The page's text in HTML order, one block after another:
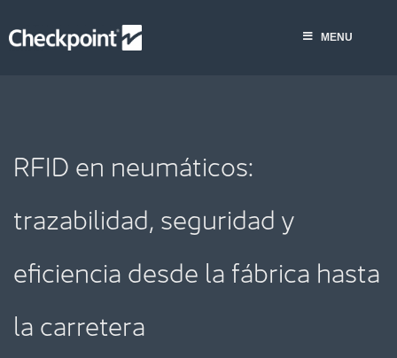
al
MENU
RFID en neumáticos:
trazabilidad, seguridad y
eficiencia desde la fábrica hasta
la carretera